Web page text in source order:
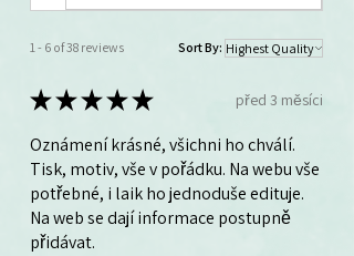
1 - 6 of 38 reviews Sort By:
★★★★★ před 3 měsíci
Oznámení krásné, všichni ho chválí.
Tisk, motiv, vše v pořádku. Na webu vše
potřebné, i laik ho jednoduše edituje.
Na web se dají informace postupně
přidávat.